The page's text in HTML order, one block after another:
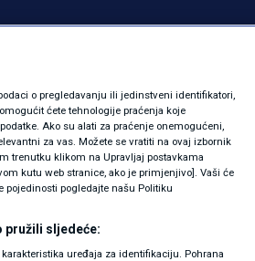
o pregledavanju ili jedinstveni identifikatori,
ćete tehnologije praćenja koje
Ako su alati za praćenje onemogućeni,
za vas. Možete se vratiti na ovaj izbornik
trenutku klikom na Upravljaj postavkama
kutu web stranice, ako je primjenjivo]. Vaši će
pojedinosti pogledajte našu Politiku
pružili sljedeće:
uređaja za identifikaciju. Pohrana